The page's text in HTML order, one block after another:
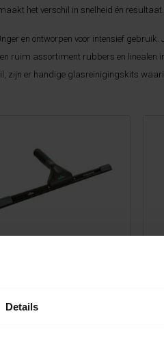
Details
het verschil in snelheid én resultaat.
en ontworpen voor intensief gebruik.
ruim assortiment rubbers en linealen
zijn er handige glasreinigingskits